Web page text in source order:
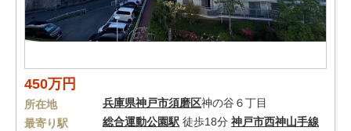
450万円
所在地 兵庫県神戸市須磨区神の谷６丁目
最寄り駅
総合運動公園駅 徒歩18分 神戸市西神山手線